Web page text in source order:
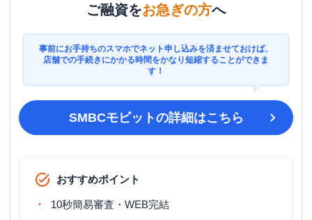
ご融資をお急ぎの方へ
事前にお手持ちのスマホでネット申し込みを済ませておけば、
店舗での手続きにかかる時間をかなり短縮することができま
す！
SMBCモビットの詳細はこちら
おすすめポイント
10秒簡易審査・WEB完結